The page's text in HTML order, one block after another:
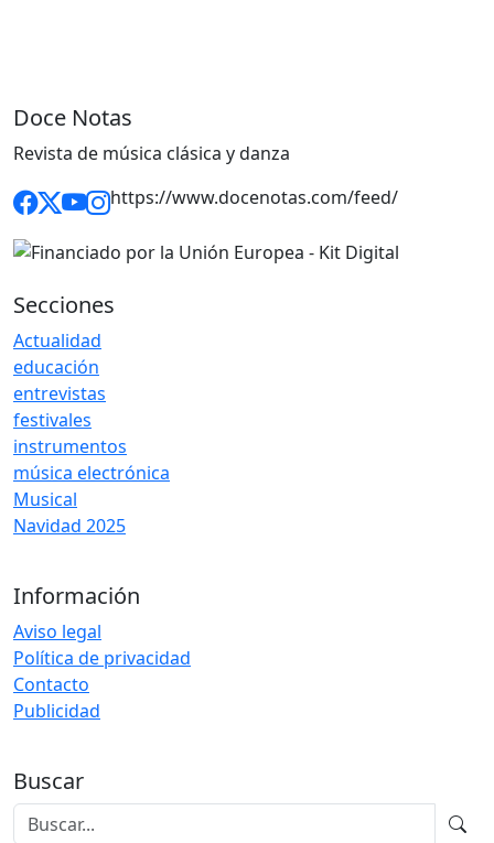
Doce Notas
Revista de música clásica y danza
https://www.docenotas.com/feed/
Secciones
Actualidad
educación
entrevistas
festivales
instrumentos
música electrónica
Musical
Navidad 2025
Información
Aviso legal
Política de privacidad
Contacto
Publicidad
Buscar